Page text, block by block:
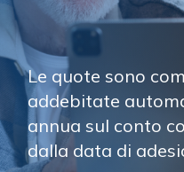
Le quote sono
addebitate
annua sul conto
dalla data di